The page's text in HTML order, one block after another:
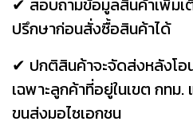
✔ สอบถามข้อมูลสินค้าเพิ่มเ
ปรึกษาก่อนสั่งซื้อสินค้าได้
✔ ปกติสินค้าจะจัดส่งหลังโอ
เฉพาะลูกค้าที่อยู่ในเขต กทม
ขนส่งมอไซเอกชน